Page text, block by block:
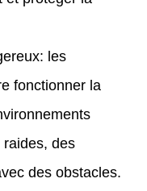
les
fonctionner la
des
des obstacles.